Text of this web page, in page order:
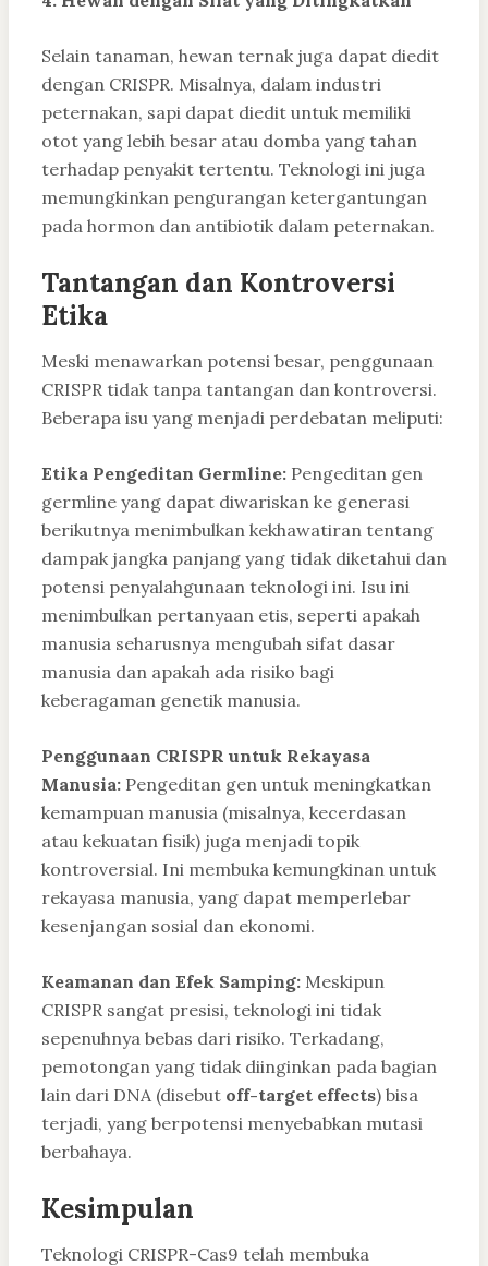
Selain tanaman, hewan ternak juga dapat diedit
dengan CRISPR. Misalnya, dalam industri
peternakan, sapi dapat diedit untuk memiliki
otot yang lebih besar atau domba yang tahan
terhadap penyakit tertentu. Teknologi ini juga
memungkinkan pengurangan ketergantungan
pada hormon dan antibiotik dalam peternakan.
Tantangan dan Kontroversi
Etika
Meski menawarkan potensi besar, penggunaan
CRISPR tidak tanpa tantangan dan kontroversi.
Beberapa isu yang menjadi perdebatan meliputi:
Etika Pengeditan Germline: Pengeditan gen
germline yang dapat diwariskan ke generasi
berikutnya menimbulkan kekhawatiran tentang
dampak jangka panjang yang tidak diketahui dan
potensi penyalahgunaan teknologi ini. Isu ini
menimbulkan pertanyaan etis, seperti apakah
manusia seharusnya mengubah sifat dasar
manusia dan apakah ada risiko bagi
keberagaman genetik manusia.
Penggunaan CRISPR untuk Rekayasa
Manusia: Pengeditan gen untuk meningkatkan
kemampuan manusia (misalnya, kecerdasan
atau kekuatan fisik) juga menjadi topik
kontroversial. Ini membuka kemungkinan untuk
rekayasa manusia, yang dapat memperlebar
kesenjangan sosial dan ekonomi.
Keamanan dan Efek Samping: Meskipun
CRISPR sangat presisi, teknologi ini tidak
sepenuhnya bebas dari risiko. Terkadang,
pemotongan yang tidak diinginkan pada bagian
lain dari DNA (disebut off-target effects) bisa
terjadi, yang berpotensi menyebabkan mutasi
berbahaya.
Kesimpulan
Teknologi CRISPR-Cas9 telah membuka